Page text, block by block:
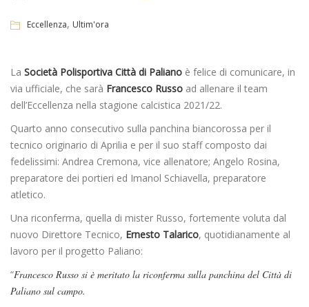
Eccellenza, Ultim'ora
La Società Polisportiva Città di Paliano è felice di comunicare, in
via ufficiale, che sarà Francesco Russo ad allenare il team
dell’Eccellenza nella stagione calcistica 2021/22.
Quarto anno consecutivo sulla panchina biancorossa per il
tecnico originario di Aprilia e per il suo staff composto dai
fedelissimi: Andrea Cremona, vice allenatore; Angelo Rosina,
preparatore dei portieri ed Imanol Schiavella, preparatore
atletico.
Una riconferma, quella di mister Russo, fortemente voluta dal
nuovo Direttore Tecnico, Ernesto Talarico, quotidianamente al
lavoro per il progetto Paliano:
“Francesco Russo si è meritato la riconferma sulla panchina del Città di
Paliano sul campo.